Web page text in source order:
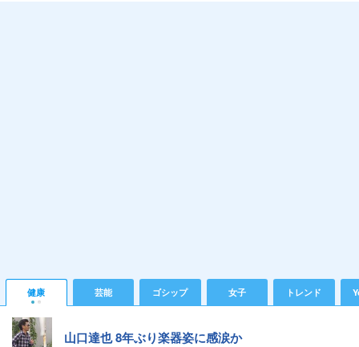
健康 芸能 ゴシップ 女子 トレンド
山口達也 8年ぶり楽器姿に感涙か